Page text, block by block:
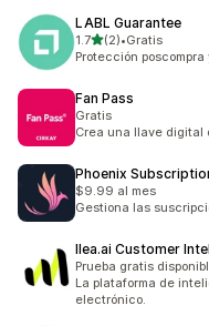
LABL Guarantee
1.7de 5 estrellas
(2)
2 reseñas en total
•Gratis
Protección
Fan Pass
Gratis
Crea una llave digital
Phoenix
$9.99 al mes
Gestiona las
llea.ai Customer
Prueba gratis
La plataforma de
electrónico.